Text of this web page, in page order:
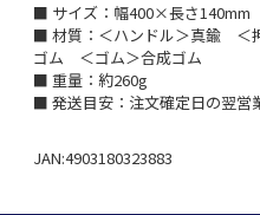
■ サイズ：幅400×長さ140mm
■ 材質：＜ハンドル＞真鍮 ＜
ゴム ＜ゴム＞合成ゴム
■ 重量：約260g
■ 発送目安：注文確定日の翌営
JAN:4903180323883